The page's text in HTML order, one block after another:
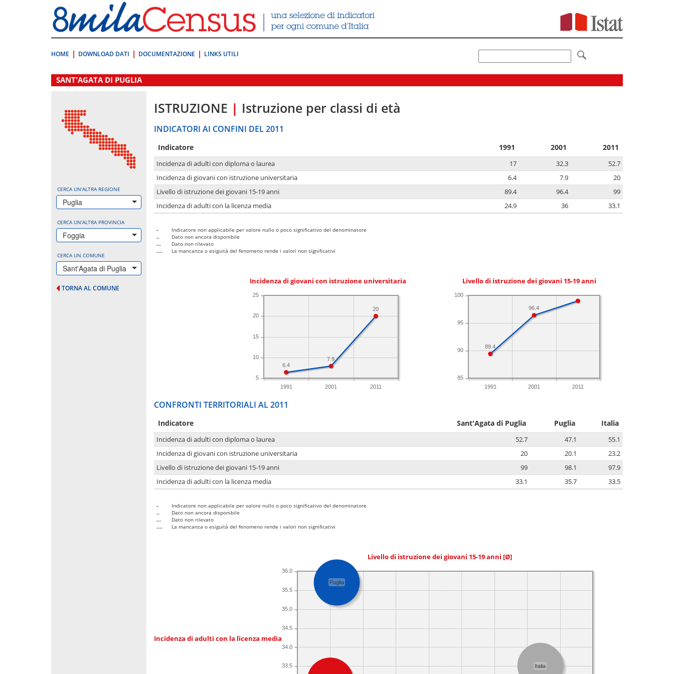
direttamente
a:
Contenuto
HOME DOWNLOAD DATI DOCUMENTAZIONE LINKS UTILI
.
SANT'AGATA DI PUGLIA
CERCA UN'ALTRA REGIONE
Puglia
CERCA UN'ALTRA PROVINCIA
Foggia
CERCA UN COMUNE
Sant'Agata di Puglia
TORNA AL COMUNE
ISTRUZIONE | Istruzione per classi di età
INDICATORI AI CONFINI DEL 2011
Indicatore 1991 2001 2011
Incidenza di adulti con diploma o laurea 17 32.3
52.7
Incidenza di giovani con istruzione universitaria
6.4 7.9
20
Livello di istruzione dei giovani 15-19 anni
89.4 96.4
99
Incidenza di adulti con la licenza media
24.9 36 33.1
-
Indicatore non applicabile per valore nullo o poco significativo del denominatore
..
Dato non ancora disponibile
...
Dato non rilevato
....
La mancanza o esiguità del fenomeno rende i valori non significativi
Incidenza di giovani con istruzione universitaria
1991 2001 2011
5
10
15
20
25
20
7.9
6.4
Livello di istruzione dei giovani 15-19 anni
1991 2001 2011
85
90
95
100
96.4
89.4
CONFRONTI TERRITORIALI AL 2011
Indicatore Sant'Agata di Puglia Puglia Italia
Incidenza di adulti con diploma o laurea 52.7 47.1
55.1
Incidenza di giovani con istruzione universitaria
20 20.1
23.2
Livello di istruzione dei giovani 15-19 anni
99 98.1
97.9
Incidenza di adulti con la licenza media
33.1 35.7 33.5
-
Indicatore non applicabile per valore nullo o poco significativo del denominatore
..
Dato non ancora disponibile
...
Dato non rilevato
....
La mancanza o esiguità del fenomeno rende i valori non significativi
Livello di istruzione dei giovani 15-19 anni [Ø]
Incidenza di adulti con la licenza media
33.5
34.0
34.5
35.0
35.5
36.0
Puglia
Italia